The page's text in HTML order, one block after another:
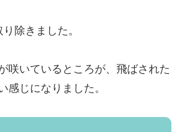
除きました。
咲いているところが、飛ばされた
感じになりました。